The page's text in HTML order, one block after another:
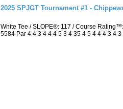
2025 SPJGT Tournament #1 -
White Tee / SLOPE®: 117 / Course
5584 Par 4 4 3 4 4 4 5 3 4 35 4 5 4 4 4 3 4